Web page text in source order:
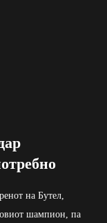
на Бутел,
шампион, па